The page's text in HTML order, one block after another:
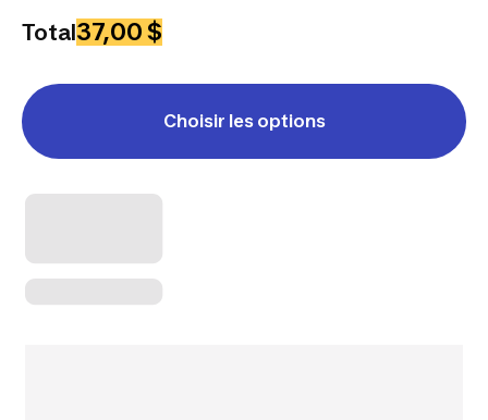
Total37,00 $
Choisir les options